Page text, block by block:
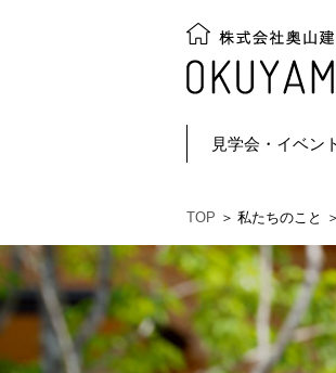
見学会・イベン
TOP ＞ 私たちのこと ＞